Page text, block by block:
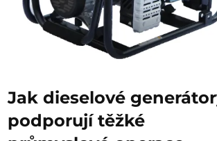
Jak dieselové
podporují těžké